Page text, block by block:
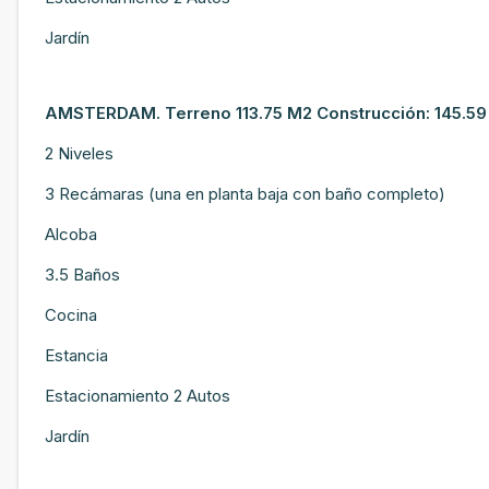
Jardín
AMSTERDAM. Terreno 113.75 M2 Construcción:
2 Niveles
3 Recámaras (una en planta baja con baño completo)
Alcoba
3.5 Baños
Cocina
Estancia
Estacionamiento 2 Autos
Jardín